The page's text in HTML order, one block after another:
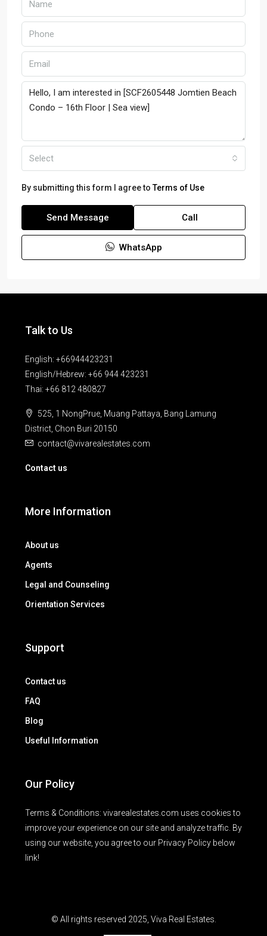
Select
By submitting this form I agree toTerms of Use
Send Message Call
WhatsApp
Talk to Us
English: +66944423231
English/Hebrew: +66 944 423231
Thai: +66 812 480827
525, 1 NongPrue, Muang Pattaya, Bang Lamung
District, Chon Buri 20150
contact@vivarealestates.com
Contact us
More Information
About us
Agents
Legal and Counseling
Orientation Services
Support
Contact us
FAQ
Blog
Useful Information
Our Policy
Terms & Conditions: vivarealestates.com uses cookies to
improve your experience on our site and analyze traffic. By
using our website, you agree to our Privacy Policy below
link!
© All rights reserved 2025, Viva Real Estates.